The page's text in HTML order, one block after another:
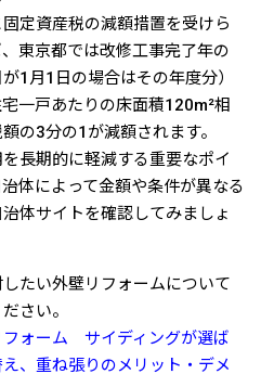
定資産税の減額措置を受けら
東京都では改修工事完了年の
1月1日の場合はその年度分）
一戸あたりの床面積120m²相
の3分の1が減額されます。
長期的に軽減する重要なポイ
体によって金額や条件が異なる
体サイトを確認してみましょ
たい外壁リフォームについて
さい。
フォーム サイディングが選ば
、重ね張りのメリット・デメ